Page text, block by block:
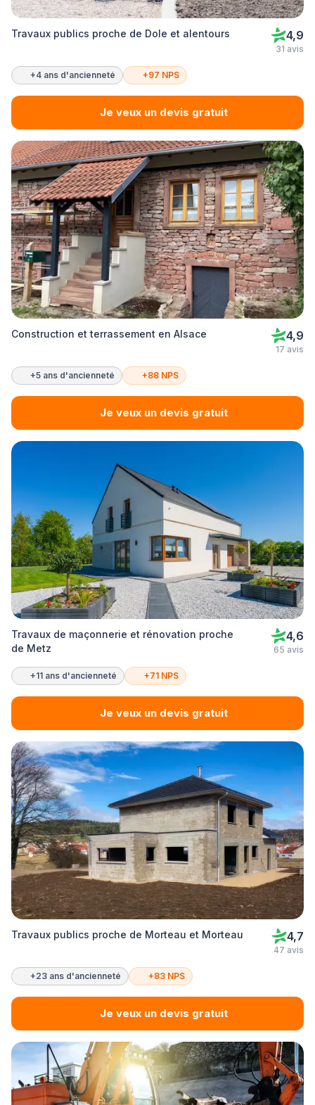
Travaux publics proche de Dole et alentours 4,9
31 avis
+4 ans d'ancienneté +97 NPS
Je veux un devis gratuit
Construction et terrassement en Alsace 4,9
17 avis
+5 ans d'ancienneté +88 NPS
Je veux un devis gratuit
Travaux de maçonnerie et rénovation proche
de Metz
4,6
65 avis
+11 ans d'ancienneté +71 NPS
Je veux un devis gratuit
Travaux publics proche de Morteau et Morteau 4,7
47 avis
+23 ans d'ancienneté +83 NPS
Je veux un devis gratuit